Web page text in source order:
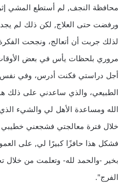
محافظة النجف, لم أستطع المشي
ورفضت حتى العلاج, لكن ذلك لم يجد
لذلك جربت أن أتعالج، ونجحت
مروري بلحظات يأس في بعض
أجل دراستي فكنت أدرس، وفي نفس
الطبيعي، والذي ساعدني على ذلك هو
الله ومساعدة الأهل لي والشيء
خلال فترة معالجتي فشجعني خطيبي
فشكل هذا حافزًا كبيرًا لي, على
بخير -والحمد لله- وتعلمت من خلال
الفرج".